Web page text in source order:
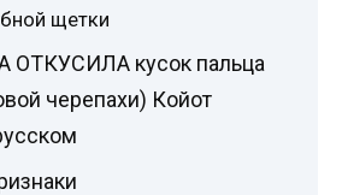
щетки
ОТКУСИЛА кусок пальца
черепахи) Койот